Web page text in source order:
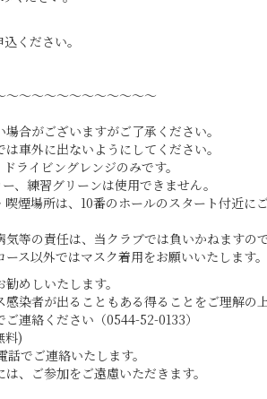
ください。
～～～～～～～～～～～
合がございますがご了承ください。
車外に出ないようにしてください。
ライビングレンジのみです。
、練習グリーンは使用できません。
煙場所は、10番のホールのスタート付近にご
等の責任は、当クラブでは負いかねますの
ス以外ではマスク着用をお願いいたします。
めしいたします。
染者が出ることもある得ることをご理解の
連絡ください（0544-52-0133）
料)
でご連絡いたします。
、ご参加をご遠慮いただきます。